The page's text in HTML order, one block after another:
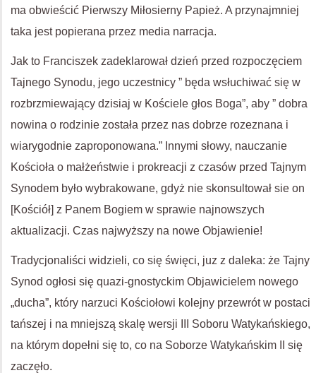
ma obwieścić Pierwszy Miłosierny Papież. A przynajmniej
taka jest popierana przez media narracja.
Jak to Franciszek zadeklarował dzień przed rozpoczęciem
Tajnego Synodu, jego uczestnicy ” będa wsłuchiwać się w
rozbrzmiewający dzisiaj w Kościele głos Boga”, aby ” dobra
nowina o rodzinie została przez nas dobrze rozeznana i
wiarygodnie zaproponowana.” Innymi słowy, nauczanie
Kościoła o małżeństwie i prokreacji z czasów przed Tajnym
Synodem było wybrakowane, gdyż nie skonsultował sie on
[Kościół] z Panem Bogiem w sprawie najnowszych
aktualizacji. Czas najwyższy na nowe Objawienie!
Tradycjonaliści widzieli, co się święci, juz z daleka: że Tajny
Synod ogłosi się quazi-gnostyckim Objawicielem nowego
„ducha”, który narzuci Kościołowi kolejny przewrót w postaci
tańszej i na mniejszą skalę wersji III Soboru Watykańskiego,
na którym dopełni się to, co na Soborze Watykańskim II się
zaczęło.